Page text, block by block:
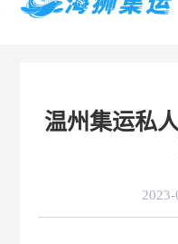
温州集运私